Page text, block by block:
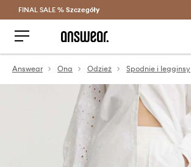
Oszczędzaj z Answear Club >
FINAL SALE % Szczegóły
Answear Ona Odzież Spodnie i legginsy